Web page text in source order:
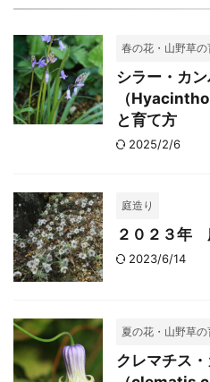
春の花・山野草の
シラー・カ
（
と育て方
2025/2/6
庭造り
２０２３年
2023/6/14
夏の花・山野草
クレマチス